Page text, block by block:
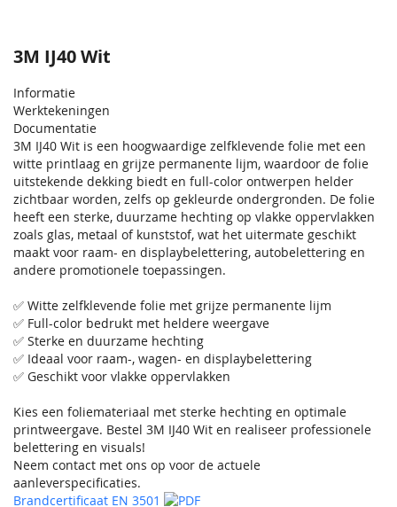
3M IJ40 Wit
Informatie
Werktekeningen
Documentatie
3M IJ40 Wit is een hoogwaardige zelfklevende folie met een
witte printlaag en grijze permanente lijm, waardoor de folie
uitstekende dekking biedt en full-color ontwerpen helder
zichtbaar worden, zelfs op gekleurde ondergronden. De folie
heeft een sterke, duurzame hechting op vlakke oppervlakken
zoals glas, metaal of kunststof, wat het uitermate geschikt
maakt voor raam- en displaybelettering, autobelettering en
andere promotionele toepassingen.
✅ Witte zelfklevende folie met grijze permanente lijm
✅ Full-color bedrukt met heldere weergave
✅ Sterke en duurzame hechting
✅ Ideaal voor raam-, wagen- en displaybelettering
✅ Geschikt voor vlakke oppervlakken
Kies een foliemateriaal met sterke hechting en optimale
printweergave. Bestel 3M IJ40 Wit en realiseer professionele
belettering en visuals!
Neem contact met ons op voor de actuele
aanleverspecificaties.
Brandcertificaat EN 3501